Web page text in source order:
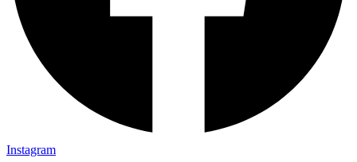
Instagram